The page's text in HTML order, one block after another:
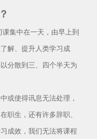
集中在一天，由早上到
解、提升人类学习成
分散到三、四个半天为
使得讯息无法处理，
职生，还有许多辞职、
成效，我们无法将课程